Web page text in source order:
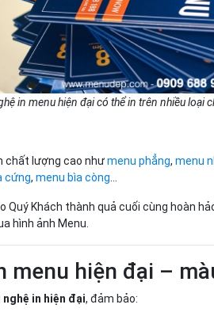
in menu hiện đại có thể in trên nhiều loại
chất lượng cao nhưmenu phẳng, menu
cứng, menu bìa còng
Quý Khách thành quả cuối cùng hoàn
hình ảnh Menu.
menu hiện đại –
nghệ in hiện đại, đảm bảo: